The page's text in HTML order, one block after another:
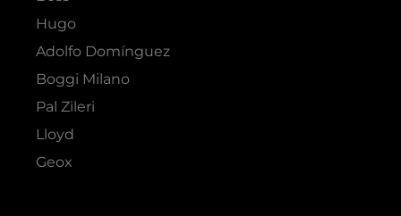
Hugo
Adolfo Domínguez
Boggi Milano
Pal Zileri
Lloyd
Geox